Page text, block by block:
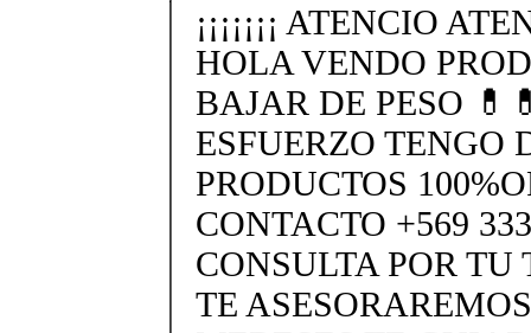
¡¡¡¡¡¡¡ ATENCIO
HOLA VENDO
BAJAR DE PESO
ESFUERZO TENGO
PRODUCTOS
CONTACTO +569
CONSULTA POR
TE